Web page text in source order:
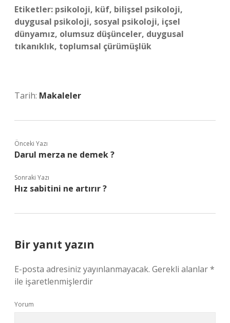
Etiketler: psikoloji, küf, bilişsel psikoloji,
duygusal psikoloji, sosyal psikoloji, içsel
dünyamız, olumsuz düşünceler, duygusal
tıkanıklık, toplumsal çürümüşlük
Tarih: Makaleler
Önceki Yazı
Darul merza ne demek ?
Sonraki Yazı
Hız sabitini ne artırır ?
Bir yanıt yazın
E-posta adresiniz yayınlanmayacak. Gerekli alanlar*
ile işaretlenmişlerdir
Yorum